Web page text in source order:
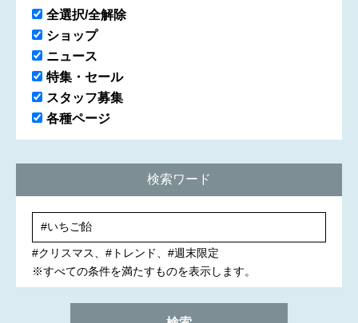
全選択/全解除
ショップ
ニュース
特集・セール
スタッフ募集
各種ページ
検索ワード
#クリスマス #トレンド
#週末限定
※すべての条件を満たすものを表示します。